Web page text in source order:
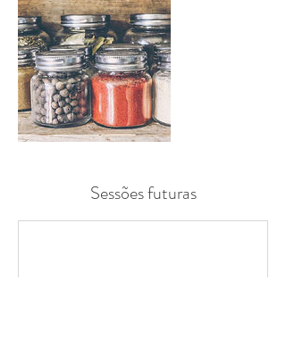
Sessões futuras